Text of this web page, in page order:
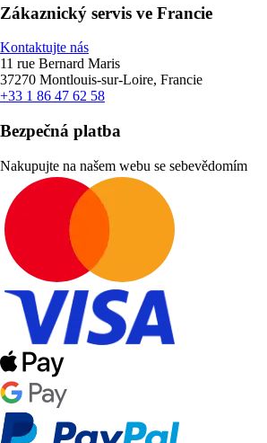
Zákaznický servis ve Francie
Kontaktujte nás
11 rue Bernard Maris
37270 Montlouis-sur-Loire, Francie
+33 1 86 47 62 58
Bezpečná platba
Nakupujte na našem webu se sebevědomím